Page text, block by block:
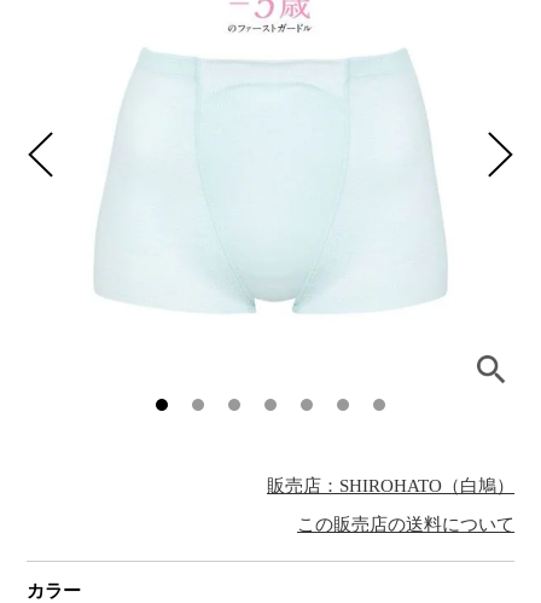
販売店：SHIROHATO（白鳩）
この販売店の送料について
カラー